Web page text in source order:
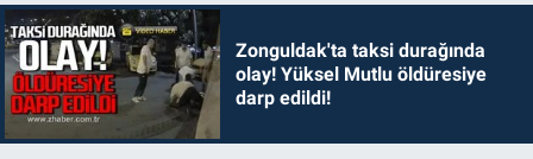
Zonguldak'ta taksi durağında
olay! Yüksel Mutlu öldüresiye
darp edildi!